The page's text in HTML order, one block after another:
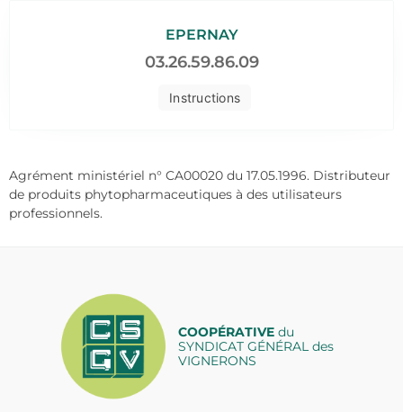
Instructions
EPERNAY
03.26.59.86.09
Agrément ministériel n° CA00020 du 17.05.1996. Distributeur
de produits phytopharmaceutiques à des utilisateurs
professionnels.
COOPÉRATIVEdu
SYNDICAT GÉNÉRAL des
VIGNERONS